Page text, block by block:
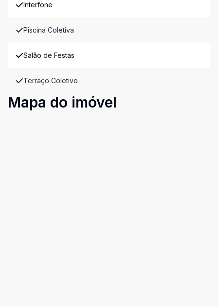
Interfone
Piscina Coletiva
Salão de Festas
Terraço Coletivo
Mapa do imóvel